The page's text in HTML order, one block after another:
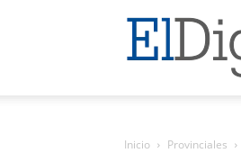
El
Digital
Neuquen
Inicio Provinciales